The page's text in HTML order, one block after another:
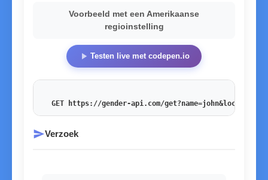
Voorbeeld met een Amerikaanse
regioinstelling
play_arrow Testen live met codepen.io
GET https://gender-api.com/
sendVerzoek